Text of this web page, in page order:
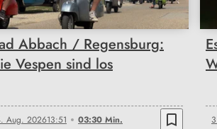
Abbach / Regensburg:
Vespen sind los
Aug. 202613:51 03:30 Min. bookmark_border